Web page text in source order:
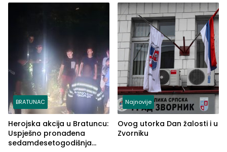
rješenje
BRATUNAC
Herojska akcija u Bratuncu:
Uspješno pronađena
sedamdesetogodišnja
Najnovije
Ovog utorka Dan žalosti i u
Zvorniku